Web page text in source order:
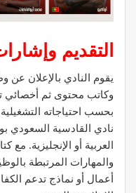
التقديم
يقوم النادي بالإعلان
وكاتب محتوى ثم أخصائي
بحسب احتياجاته
نادي القادسية السعودي
العربية أو الإنجليزية.
والمهارات المرتبطة
أعمال أو نماذج تدعم